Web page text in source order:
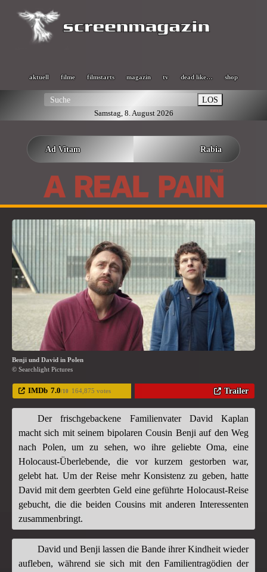
aktuell filme filmstarts magazin tv dead like… shop
LOS
Samstag, 8. August 2026
Ad Vitam Rabia
Benji und David in Polen
© Searchlight Pictures
IMDb 7.0/10 164,875 votes Trailer
Der frischgebackene Familienvater David Kaplan
macht sich mit seinem bipolaren Cousin Benji auf den Weg
nach Polen, um zu sehen, wo ihre geliebte Oma, eine
Holocaust-Überlebende, die vor kurzem gestorben war,
gelebt hat. Um der Reise mehr Konsistenz zu geben, hatte
David mit dem geerbten Geld eine geführte Holocaust-Reise
gebucht, die die beiden Cousins mit anderen Interessenten
zusammenbringt.
David und Benji lassen die Bande ihrer Kindheit wieder
aufleben, während sie sich mit den Familientragödien der